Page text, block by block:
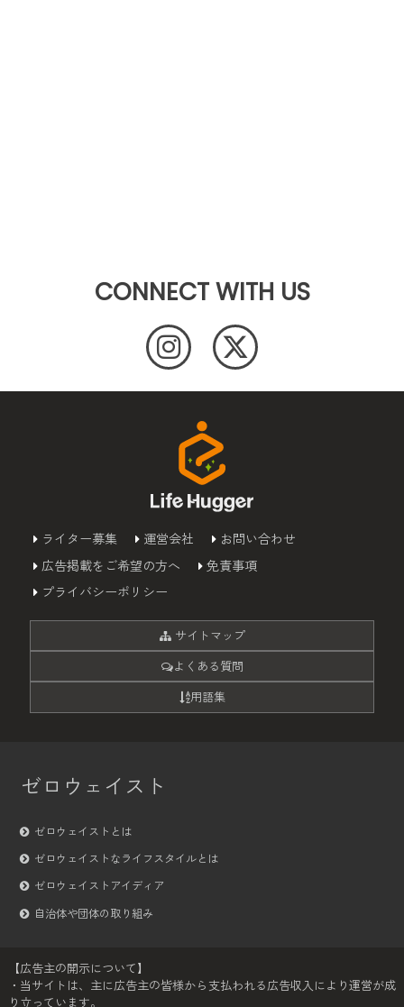
CONNECT WITH US
ライター募集 運営会社
お問い合わせ
広告掲載をご希望の方へ
免責事項
プライバシーポリシー
サイトマップ
よくある質問
用語集
ゼロウェイスト
ゼロウェイストとは
ゼロウェイストなライフスタイルとは
ゼロウェイストアイディア
自治体や団体の取り組み
【広告主の開示について】
・当サイトは、主に広告主の皆様から支払われる広告収入により運営が成
り立っています。